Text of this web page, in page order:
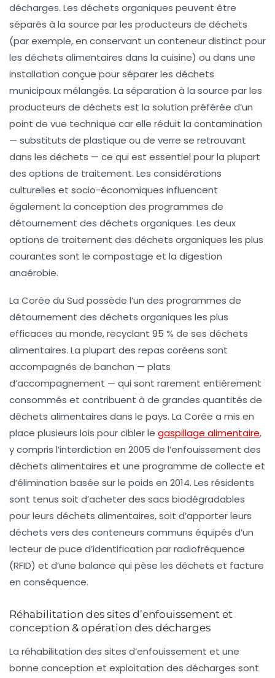
décharges. Les déchets organiques peuvent être
séparés à la source par les producteurs de déchets
(par exemple, en conservant un conteneur distinct pour
les déchets alimentaires dans la cuisine) ou dans une
installation conçue pour séparer les déchets
municipaux mélangés. La séparation à la source par les
producteurs de déchets est la solution préférée d’un
point de vue technique car elle réduit la contamination
— substituts de plastique ou de verre se retrouvant
dans les déchets — ce qui est essentiel pour la plupart
des options de traitement. Les considérations
culturelles et socio-économiques influencent
également la conception des programmes de
détournement des déchets organiques. Les deux
options de traitement des déchets organiques les plus
courantes sont le compostage et la digestion
anaérobie.
La Corée du Sud possède l’un des programmes de
détournement des déchets organiques les plus
efficaces au monde, recyclant 95 % de ses déchets
alimentaires. La plupart des repas coréens sont
accompagnés de banchan — plats
d’accompagnement — qui sont rarement entièrement
consommés et contribuent à de grandes quantités de
déchets alimentaires dans le pays. La Corée a mis en
place plusieurs lois pour cibler le gaspillage alimentaire,
y compris l’interdiction en 2005 de l’enfouissement des
déchets alimentaires et une programme de collecte et
d’élimination basée sur le poids en 2014. Les résidents
sont tenus soit d’acheter des sacs biodégradables
pour leurs déchets alimentaires, soit d’apporter leurs
déchets vers des conteneurs communs équipés d’un
lecteur de puce d’identification par radiofréquence
(RFID) et d’une balance qui pèse les déchets et facture
en conséquence.
Réhabilitation des sites d’enfouissement et
conception & opération des décharges
La réhabilitation des sites d’enfouissement et une
bonne conception et exploitation des décharges sont